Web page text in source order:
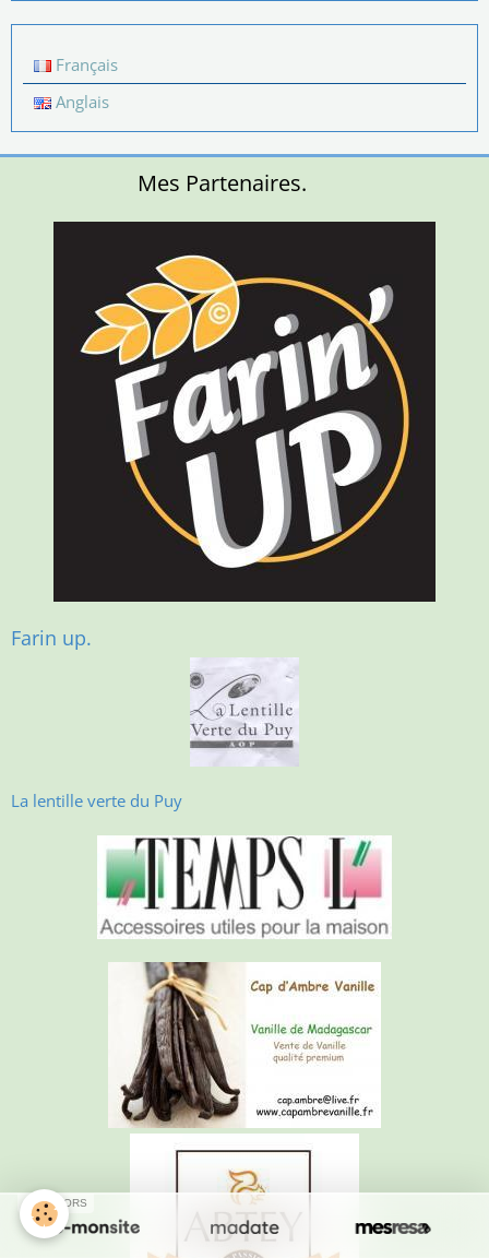
Français
Anglais
Mes Partenaires.
Farin up.
La lentille verte du Puy
SPONSORS